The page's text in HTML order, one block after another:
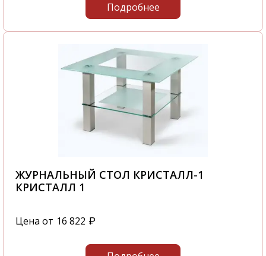
Подробнее
ЖУРНАЛЬНЫЙ СТОЛ КРИСТАЛЛ-1
КРИСТАЛЛ 1
Цена от 16 822 ₽